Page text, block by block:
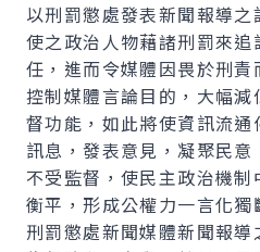
以刑罰懲處發表新聞報導
使之政治人物藉諸刑罰來
任，進而令媒體因畏於刑
控制媒體言論目的，大幅
督功能，如此將使資訊流
訊息，發表意見，凝聚民
不受監督，使民主政治機
衡平，形成公權力一言化
刑罰懲處新聞媒體新聞報